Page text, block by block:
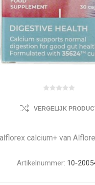
VERGELIJK
alflorex calcium+ van
Artikelnummer: 10-